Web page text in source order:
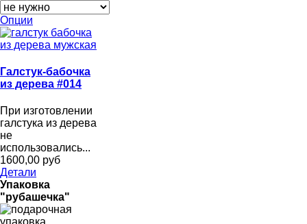
Опции
Галстук-бабочка
из дерева #014
При изготовлении
галстука из дерева
не
использовались...
1600,00 руб
Детали
Упаковка
"рубашечка"